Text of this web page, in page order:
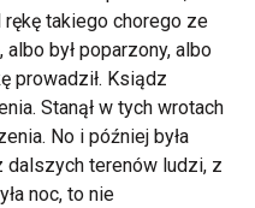
rękę takiego chorego ze
albo był poparzony, albo
prowadził. Ksiądz
Stanął w tych wrotach
No i później była
dalszych terenów ludzi, z
noc, to nie